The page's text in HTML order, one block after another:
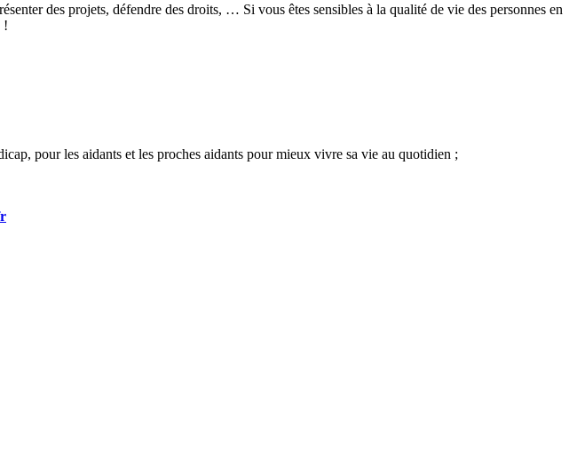
des projets, défendre des droits, … Si vous êtes sensibles à la qualité de vie des personnes en
!
pour les aidants et les proches aidants pour mieux vivre sa vie au quotidien ;